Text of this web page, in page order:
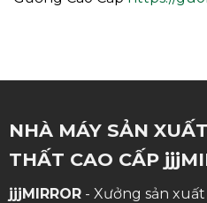
NHÀ MÁY SẢN
THẤT CAO CẤP
jjjMIRROR- Xưởng sản